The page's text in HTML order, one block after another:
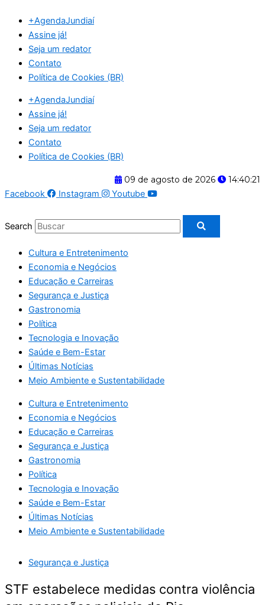
para
conteúdo
+AgendaJundiaí
Assine já!
Seja um redator
Contato
Política de Cookies (BR)
+AgendaJundiaí
Assine já!
Seja um redator
Contato
Política de Cookies (BR)
09 de agosto de 2026
14:40:21
Facebook
Instagram Youtube
Search
Cultura e Entretenimento
Economia e Negócios
Educação e Carreiras
Segurança e Justiça
Gastronomia
Política
Tecnologia e Inovação
Saúde e Bem-Estar
Últimas Notícias
Meio Ambiente e Sustentabilidade
Cultura e Entretenimento
Economia e Negócios
Educação e Carreiras
Segurança e Justiça
Gastronomia
Política
Tecnologia e Inovação
Saúde e Bem-Estar
Últimas Notícias
Meio Ambiente e Sustentabilidade
Segurança e Justiça
STF estabelece medidas contra violência